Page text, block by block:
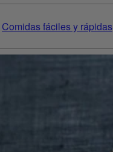
Comidas fáciles y rápidas